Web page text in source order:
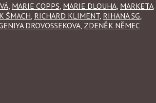
MARIE COPPS MARIE DLOUHA MARKETA
ŠMACH RICHARD KLIMENT, RIHANA SG
DROVOSSEKOVA ZDENĚK NĚMEC